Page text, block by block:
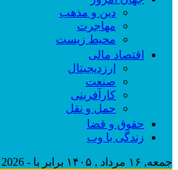
دین و مذهب
مهاجرت
محیط زیست
اقتصاد مالی
ارزدیجیتال
صنعت
کارآفرینی
حمل و نقل
حقوق و قضا
زندگی با وب
جمعه, ۱۶ مرداد , ۱۴۰۵ برابر با - Friday, 7 August , 2026